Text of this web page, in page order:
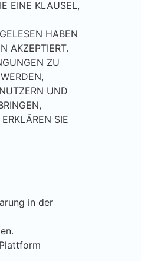
EINE KLAUSEL,
HABEN
AKZEPTIERT.
ZU
UND
SIE
in der